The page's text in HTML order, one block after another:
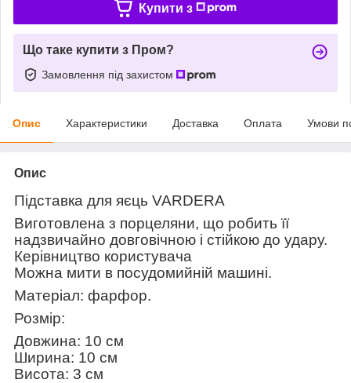
Купити з
Що таке купити з Пром?
Замовлення під захистом
Опис Характеристики Доставка Оплата Умови
Опис
Підставка для яєць VARDERA
Виготовлена з порцеляни, що робить її
надзвичайно довговічною і стійкою до удару.
Керівництво користувача
Можна мити в посудомийній машині.
Матеріал: фарфор.
Розмір:
Довжина: 10 см
Ширина: 10 см
Висота: 3 см